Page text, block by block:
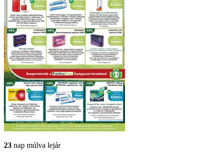
23 nap múlva lejár